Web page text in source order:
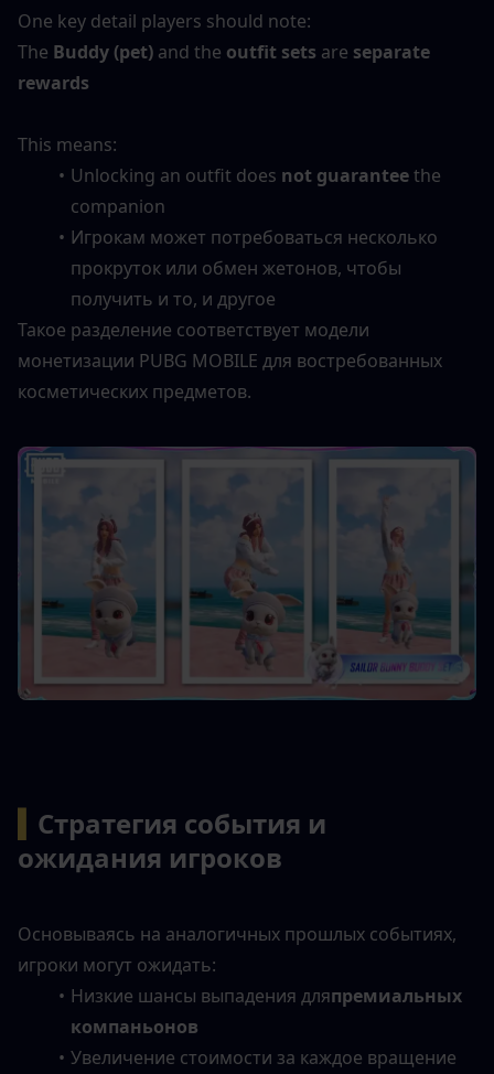
One key detail players should note:
The Buddy (pet) and the outfit sets are separate
rewards
This means:
Unlocking an outfit does not guarantee the
companion
Игрокам может потребоваться несколько
прокруток или обмен жетонов, чтобы
получить и то, и другое
Такое разделение соответствует модели
монетизации PUBG MOBILE для востребованных
косметических предметов.
Стратегия события и
ожидания игроков
Основываясь на аналогичных прошлых событиях,
игроки могут ожидать:
Низкие шансы выпадения дляпремиальных
компаньонов
Увеличение стоимости за каждое вращение